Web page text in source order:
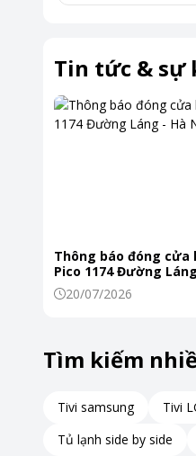
Tin tức & sự
Thông báo đóng cửa
Pico 1174 Đường
20/07/2026
Tìm kiếm
Tivi samsung Tivi
Tủ lạnh side by side